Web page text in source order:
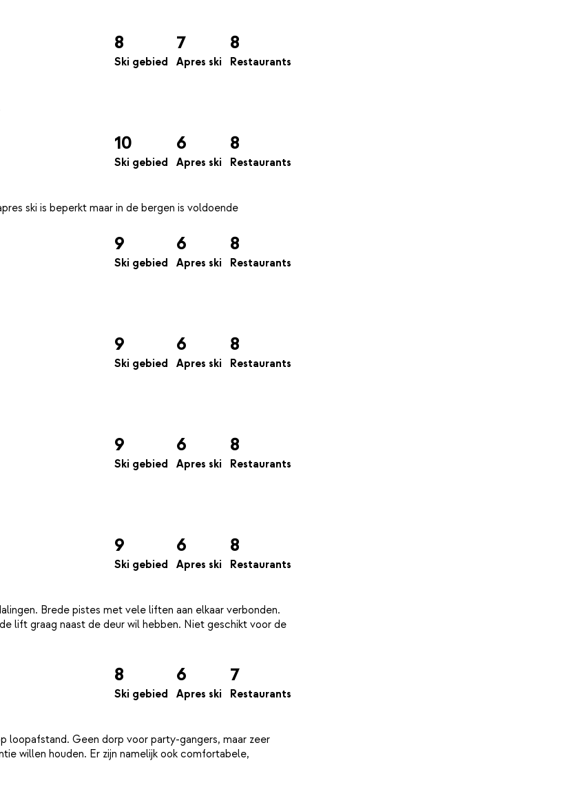
8
Ski gebied
7
Apres ski
8
Restaurants
10
Ski gebied
6
Apres ski
8
Restaurants
9
Ski gebied
6
Apres ski
8
Restaurants
9
Ski gebied
6
Apres ski
8
Restaurants
9
Ski gebied
6
Apres ski
8
Restaurants
9
Ski gebied
6
Apres ski
8
Restaurants
Brede pistes met vele liften aan elkaar verbonden.
lift graag naast de deur wil hebben. Niet geschikt voor de
8
Ski gebied
6
Apres ski
7
Restaurants
loopafstand. Geen dorp voor party-gangers, maar zeer
willen houden. Er zijn namelijk ook comfortabele,